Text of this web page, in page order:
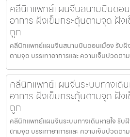
คลีนิกแพทย์แผนจีนสนามบินดอน
อาการ ฝังเข็มกระตุ้นตามจุด ฝัง
ถูก
คลีนิกแพทย์แผนจีนสนามบินดอนเมือง รับฝั
ตามจุด บรรเทาอาการและ ความเจ็บปวดต
คลีนิกแพทย์แผนจีนระบบทางเดิ
อาการ ฝังเข็มกระตุ้นตามจุด ฝัง
ถูก
คลีนิกแพทย์แผนจีนระบบทางเดินหายใจ รับ
ตามจุด บรรเทาอาการและ ความเจ็บปวดต